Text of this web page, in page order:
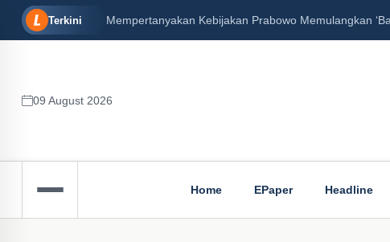
Terkini Mempertanyakan Kebijakan Prabowo Memulangkan
09 August 2026
Home EPaper Headline